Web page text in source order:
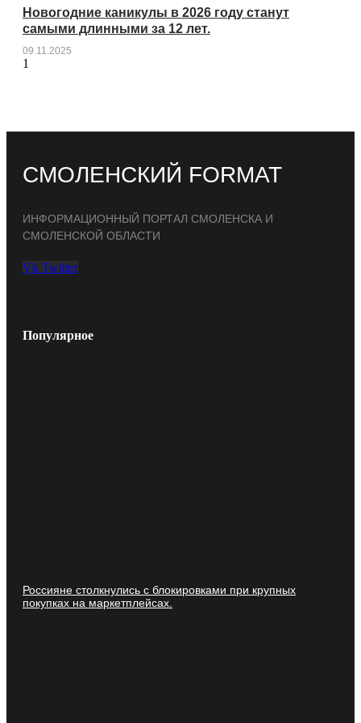
Новогодние каникулы в 2026 году станут
самыми длинными за 12 лет.
09.11.2025
СМОЛЕНСКИЙ FORMAT
ИНФОРМАЦИОННЫЙ ПОРТАЛ СМОЛЕНСКА И
СМОЛЕНСКОЙ ОБЛАСТИ
Vk Twitter
Популярное
Россияне столкнулись с блокировками при крупных
покупках на маркетплейсах.